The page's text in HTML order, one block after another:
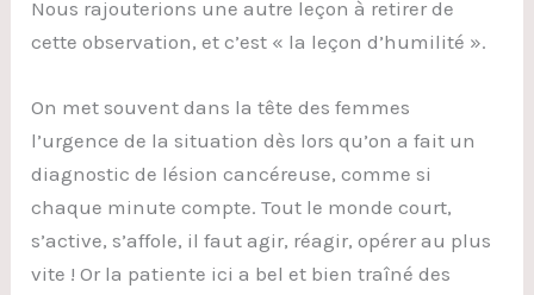
Nous rajouterions une autre leçon à retirer de
cette observation, et c’est « la leçon d’humilité ».
On met souvent dans la tête des femmes
l’urgence de la situation dès lors qu’on a fait un
diagnostic de lésion cancéreuse, comme si
chaque minute compte. Tout le monde court,
s’active, s’affole, il faut agir, réagir, opérer au plus
vite ! Or la patiente ici a bel et bien traîné des